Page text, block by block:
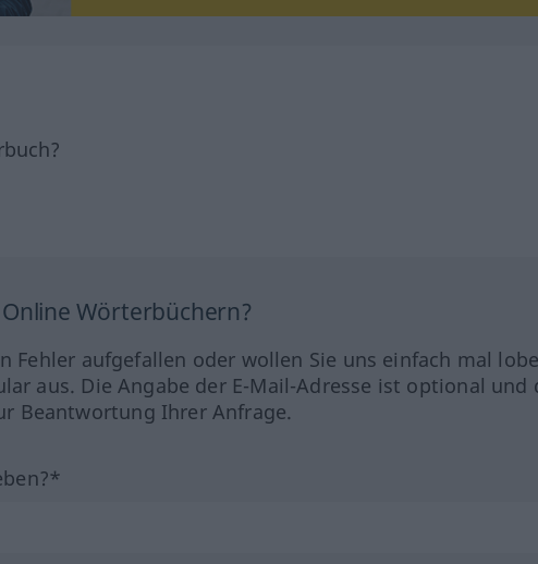
Wörterbüchern?
Fehler aufgefallen oder wollen Sie uns einfach mal
aus. Die Angabe der E-Mail-Adresse ist optional und
Beantwortung Ihrer Anfrage.